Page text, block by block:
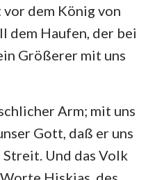
dem König von
dem Haufen, der bei
Größerer mit uns
Arm; mit uns
Gott, daß er uns
Und das Volk